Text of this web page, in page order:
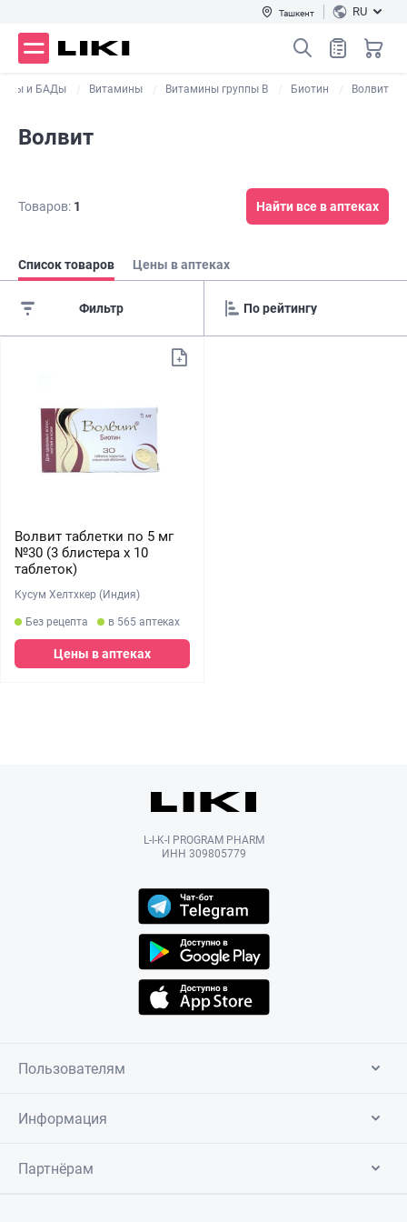
Ташкент RU
и БАДы Витамины Витамины группы В Биотин Волвит
Волвит
Товаров: 1 Найти все в аптеках
Список товаров Цены в аптеках
Фильтр
Волвит таблетки по 5 мг
№30 (3 блистера х 10
таблеток)
Кусум Хелтхкер (Индия)
Без рецепта в 565 аптеках
Цены в аптеках
L-I-K-I PROGRAM PHARM
ИНН 309805779
Пользователям
Информация
Партнёрам